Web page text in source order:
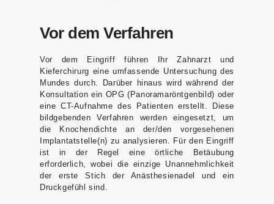
Vor dem Verfahren
Vor dem Eingriff führen Ihr Zahnarzt und
Kieferchirurg eine umfassende Untersuchung des
Mundes durch. Darüber hinaus wird während der
Konsultation ein OPG (Panoramaröntgenbild) oder
eine CT-Aufnahme des Patienten erstellt. Diese
bildgebenden Verfahren werden eingesetzt, um
die Knochendichte an der/den vorgesehenen
Implantatstelle(n) zu analysieren. Für den Eingriff
ist in der Regel eine örtliche Betäubung
erforderlich, wobei die einzige Unannehmlichkeit
der erste Stich der Anästhesienadel und ein
Druckgefühl sind.